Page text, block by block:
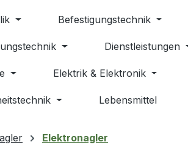
Befestigungstechnik
Dienstleistungen
Elektrik & Elektronik
Lebensmittel
Elektronagler